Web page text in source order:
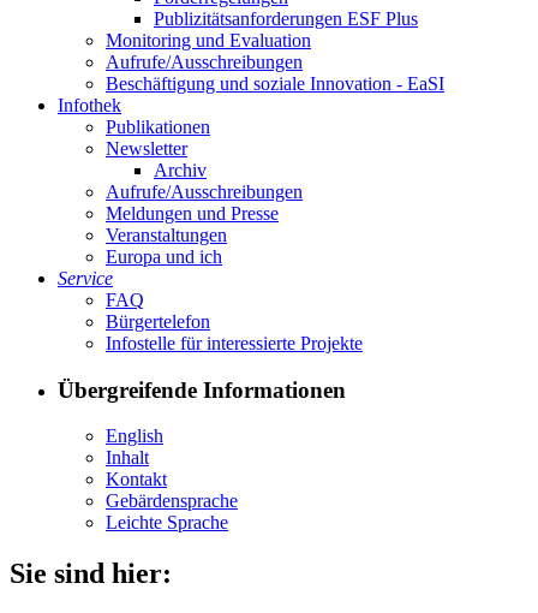
Pu­bli­zi­täts­an­for­de­run­gen ESF Plus
Mo­ni­to­ring und Eva­lua­ti­on
Auf­ru­fe/Aus­schrei­bun­gen
Be­schäf­ti­gung und so­zia­le In­no­va­ti­on - Ea­SI
In­fo­thek
Pu­bli­ka­tio­nen
Newslet­ter
Ar­chiv
Auf­ru­fe/Aus­schrei­bun­gen
Mel­dun­gen und Pres­se
Ver­an­stal­tun­gen
Eu­ro­pa und ich
Ser­vice
FAQ
Bür­ger­te­le­fon
In­fo­stel­le für in­ter­es­sier­te Pro­jek­te
Übergreifende Informationen
English
In­halt
Kon­takt
Ge­bär­den­spra­che
Leich­te Spra­che
Sie sind hier: